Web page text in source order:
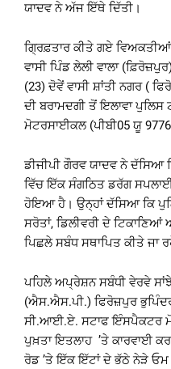
ਯਾਦਵ ਨੇ ਅੱਜ ਇੱਥੇ ਦਿੱਤੀ।
ਗ੍ਰਿਫ਼ਤਾਰ ਕੀਤੇ ਗਏ
ਵਾਸੀ ਪਿੰਡ ਲੇਲੀ ਵਾਲਾ
(23) ਦੋਵੇਂ ਵਾਸੀ ਸ਼ਾਂਤੀ ਨਗਰ (
ਦੀ ਬਰਾਮਦਗੀ ਤੋਂ ਇਲਾਵਾ ਪੁਲਿਸ
ਮੋਟਰਸਾਈਕਲ (ਪੀਬੀ05 ਯੂ
ਡੀਜੀਪੀ ਗੌਰਵ ਯਾਦਵ ਨੇ ਦੱਸਿਆ
ਵਿੱਚ ਇੱਕ ਸੰਗਠਿਤ ਡਰੱਗ
ਹੋਇਆ ਹੈ। ਉਨ੍ਹਾਂ ਦੱਸਿਆ ਕਿ
ਸਰੋਤਾਂ, ਡਿਲੀਵਰੀ ਦੇ
ਪਿਛਲੇ ਸਬੰਧ ਸਥਾਪਿਤ ਕੀਤੇ ਜਾ
ਪਹਿਲੇ ਅਪ੍ਰੇਸ਼ਨ ਸਬੰਧੀ ਵੇਰਵੇ
(ਐਸ.ਐਸ.ਪੀ.) ਫਿਰੋਜ਼ਪੁਰ
ਸੀ.ਆਈ.ਏ. ਸਟਾਫ ਇੰਸਪੈਕਟਰ
ਪੁਖ਼ਤਾ ਇਤਲਾਹ ’ਤੇ ਕਾਰਵਾਈ
ਰੋਡ ’ਤੇ ਇੱਕ ਇੱਟਾਂ ਦੇ ਭੱਠੇ ਨੇੜੇ ਓਮ